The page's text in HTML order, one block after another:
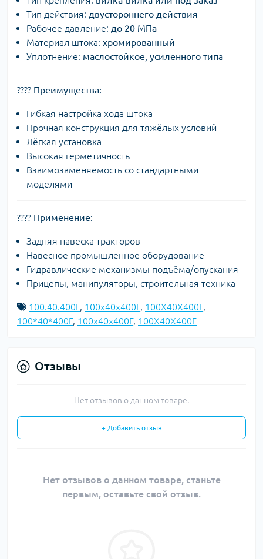
Тип действия: двустороннего действия
Рабочее давление: до 20 МПа
Материал штока: хромированный
Уплотнение: маслостойкое, усиленного типа
???? Преимущества:
Гибкая настройка хода штока
Прочная конструкция для тяжёлых условий
Лёгкая установка
Высокая герметичность
Взаимозаменяемость со стандартными
моделями
???? Применение:
Задняя навеска тракторов
Навесное промышленное оборудование
Гидравлические механизмы подъёма/опускания
Прицепы, манипуляторы, строительная техника
100.40.400Г, 100x40x400Г, 100X40X400Г,
100*40*400Г, 100х40х400Г, 100Х40Х400Г
Отзывы
Нет отзывов о данном товаре.
+ Добавить отзыв
Нет отзывов о данном товаре, станьте
первым, оставьте свой отзыв.